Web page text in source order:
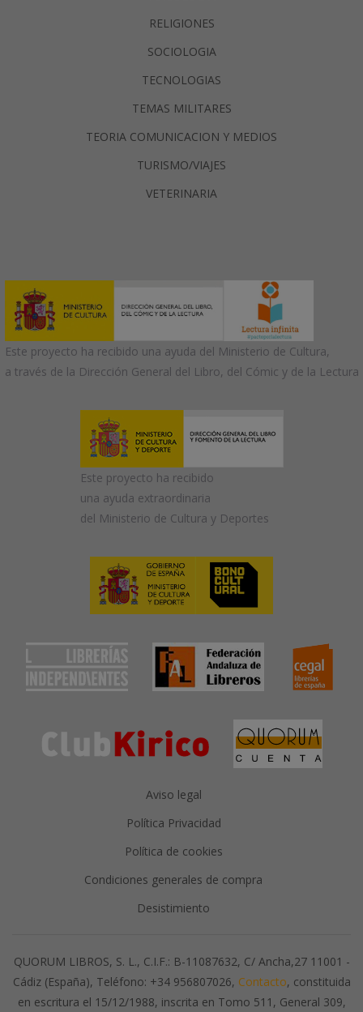
RELIGIONES
SOCIOLOGIA
TECNOLOGIAS
TEMAS MILITARES
TEORIA COMUNICACION Y MEDIOS
TURISMO/VIAJES
VETERINARIA
Este proyecto ha recibido una ayuda del Ministerio de Cultura,
a través de la Dirección General del Libro, del Cómic y de la Lectura
Este proyecto ha recibido
una ayuda extraordinaria
del Ministerio de Cultura y Deportes
Aviso legal
Política Privacidad
Política de cookies
Condiciones generales de compra
Desistimiento
QUORUM LIBROS, S. L., C.I.F.: B-11087632, C/ Ancha,27 11001 -
Cádiz (España), Teléfono: +34 956807026, Contacto, constituida
en escritura el 15/12/1988, inscrita en Tomo 511, General 309,